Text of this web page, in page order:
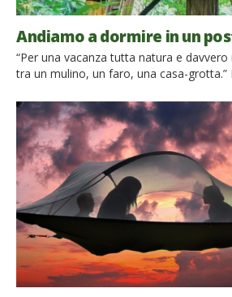
Andiamo a dormire in un
“Per una vacanza tutta natura e
tra un mulino, un faro, una casa-grotta.”
dell’articolo uscito su Starbene, la
benessere, del 25 maggio 2014, che
Le proposte di soggiorno naturali e